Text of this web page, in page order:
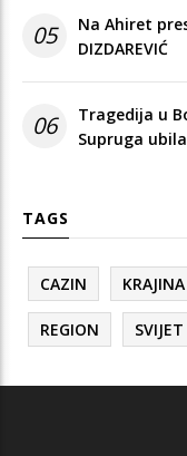
05
Na Ahiret
DIZDAREVIĆ
06
Tragedija u
Supruga
TAGS
CAZIN KRAJINA
REGION SVIJET